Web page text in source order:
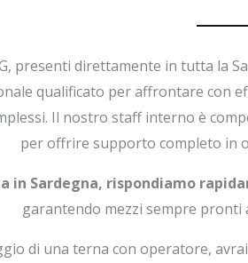
presenti direttamente in tutta la
qualificato per affrontare con
Il nostro staff interno è
per offrire supporto completo in
in Sardegna, rispondiamo
garantendo mezzi sempre pronti
di una terna con operatore,